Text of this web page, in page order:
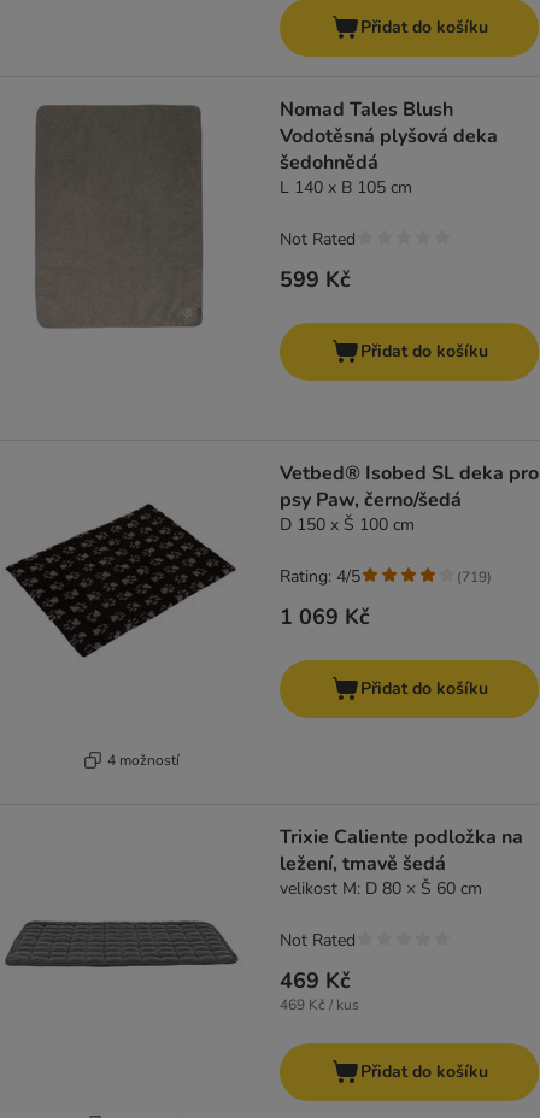
Přidat do košíku
Nomad Tales Blush
Vodotěsná plyšová deka
šedohnědá
L 140 x B 105 cm
599 Kč
Not Rated
Přidat do košíku
4 možností
Vetbed® Isobed SL deka pro
psy Paw, černo/šedá
D 150 x Š 100 cm
1 069 Kč
Rating: 4/5 (719)
Přidat do košíku
Trixie Caliente podložka na
ležení, tmavě šedá
velikost M: D 80 × Š 60 cm
469 Kč
469 Kč / kus
Not Rated
Přidat do košíku